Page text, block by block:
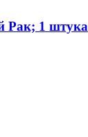
Рак; 1 штука